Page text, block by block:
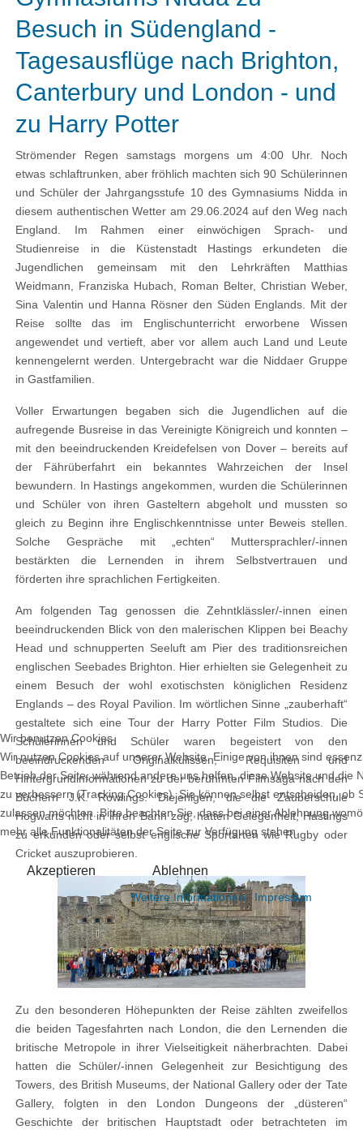
Besuch in Südengland -
Tagesausflüge nach Brighton,
Canterbury und London - und
zu Harry Potter
Strömender Regen samstags morgens um 4:00 Uhr. Noch
etwas schlaftrunken, aber fröhlich machten sich 90 Schülerinnen
und Schüler der Jahrgangsstufe 10 des Gymnasiums Nidda in
diesem authentischen Wetter am 29.06.2024 auf den Weg nach
England. Im Rahmen einer einwöchigen Sprach- und
Studienreise in die Küstenstadt Hastings erkundeten die
Jugendlichen gemeinsam mit den Lehrkräften Matthias
Weidmann, Franziska Hubach, Roman Belter, Christian Weber,
Sina Valentin und Hanna Rösner den Süden Englands. Mit der
Reise sollte das im Englischunterricht erworbene Wissen
angewendet und vertieft, aber vor allem auch Land und Leute
kennengelernt werden. Untergebracht war die Niddaer Gruppe
in Gastfamilien.
Voller Erwartungen begaben sich die Jugendlichen auf die
aufregende Busreise in das Vereinigte Königreich und konnten –
mit den beeindruckenden Kreidefelsen von Dover – bereits auf
der Fährüberfahrt ein bekanntes Wahrzeichen der Insel
bewundern. In Hastings angekommen, wurden die Schülerinnen
und Schüler von ihren Gasteltern abgeholt und mussten so
gleich zu Beginn ihre Englischkenntnisse unter Beweis stellen.
Solche Gespräche mit „echten“ Muttersprachler/-innen
bestärkten die Lernenden in ihrem Selbstvertrauen und
förderten ihre sprachlichen Fertigkeiten.
Am folgenden Tag genossen die Zehntklässler/-innen einen
beeindruckenden Blick von den malerischen Klippen bei Beachy
Head und schnupperten Seeluft am Pier des traditionsreichen
englischen Seebades Brighton. Hier erhielten sie Gelegenheit zu
einem Besuch der wohl exotischsten königlichen Residenz
Englands – des Royal Pavilion. Im wörtlichen Sinne „zauberhaft“
gestaltete sich eine Tour der Harry Potter Film Studios. Die
Schülerinnen und Schüler waren begeistert von den
beeindruckenden Originalkulissen, Requisiten und
Hintergrundinformationen zu der berühmten Filmsaga nach den
Büchern J.K. Rowlings. Diejenigen, die die Zauberschule
Hogwarts nicht in ihren Bann zog, hatten Gelegenheit, Hastings
zu erkunden oder selbst englische Sportarten wie Rugby oder
Cricket auszuprobieren.
Zu den besonderen Höhepunkten der Reise zählten zweifellos
die beiden Tagesfahrten nach London, die den Lernenden die
britische Metropole in ihrer Vielseitigkeit näherbrachten. Dabei
hatten die Schüler/-innen Gelegenheit zur Besichtigung des
Towers, des British Museums, der National Gallery oder der Tate
Gallery, folgten in den London Dungeons der „düsteren“
Geschichte der britischen Hauptstadt oder betrachteten im
Wir benutzen Cookies
Wir nutzen Cookies auf unserer Website. Einige von ihnen sind
Betrieb der Seite, während andere uns helfen, diese Website und die
zu verbessern (Tracking Cookies). Sie können selbst entscheiden, ob
zulassen möchten. Bitte beachten Sie, dass bei einer Ablehnung
mehr alle Funktionalitäten der Seite zur Verfügung stehen.
Akzeptieren Ablehnen
Weitere Informationen|Impressum